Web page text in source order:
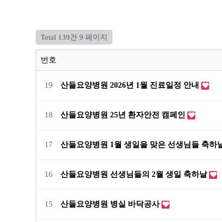
Total 139건 9 페이지
번호
19 산들요양병원 2026년 1월 진료일정 안내
18 산들요양병원 25년 환자안전 캠페인
17 산들요양병원 1월 생일을 맞은 선생님들 축하
16 산들요양병원 선생님들의 2월 생일 축하날
15 산들요양병원 병실 바닥공사